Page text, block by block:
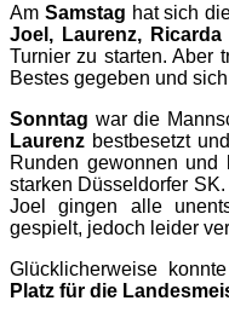
Am Samstag hat sich
Joel, Laurenz,
Turnier zu starten. Aber
Bestes gegeben und
Sonntag war die
Laurenz bestbesetzt
Runden gewonnen
starken Düsseldorfer
Joel gingen alle
gespielt, jedoch leider
Glücklicherweise
Platz für die